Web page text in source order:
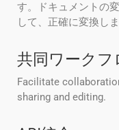
す。ドキュメントの
して、正確に変換しま
共同ワークフ
Facilitate
sharing and editing.